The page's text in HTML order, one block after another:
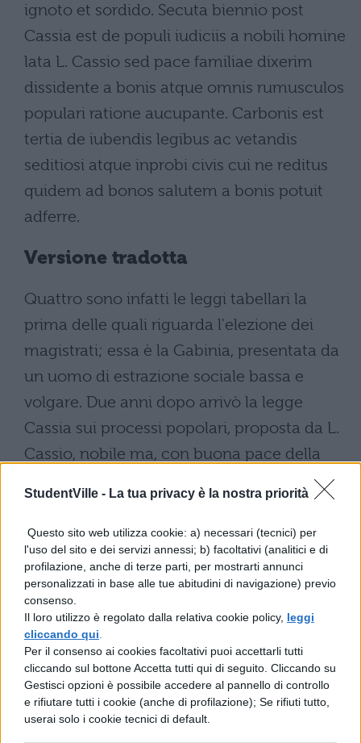
StudentVille - La tua privacy è la nostra priorità
Questo sito web utilizza cookie: a) necessari (tecnici) per
l'uso del sito e dei servizi annessi; b) facoltativi (analitici e di
profilazione, anche di terze parti, per mostrarti annunci
personalizzati in base alle tue abitudini di navigazione) previo
consenso.
Il loro utilizzo è regolato dalla relativa cookie policy, leggi
cliccando qui
Per il consenso ai cookies facoltativi puoi accettarli tutti
cliccando sul bottone Accetta tutti qui di seguito. Cliccando su
Gestisci opzioni è possibile accedere al pannello di controllo
e rifiutare tutti i cookie (anche di profilazione); Se rifiuti tutto,
userai solo i cookie tecnici di default.
ignoto et sordido. Secuta biennio post
Cassia est de populi iudiciis a nobili homine
lata L. Cassio sed pace familiae dixerim
dissidente a bonis atque omnis rumusculos
populari ratione aucupante. Carbonis est
tertia de iubendis legibus ac vetandis
seditiosi atque inprobi civis cui ne reditus
quidem ad bonos salutem a bonis potuit
adferre.
Versione tradotta
Quattro sono infatti le leggi tabellari la
prima delle quali riguarda l'elezione dei
magistrati; essa è la Gabinia, presentata da
un uomo di estrazione sociale bassa e
volgare. Due anni dopo arrivò la legge
Cassia sui processi popolari, proposta da L.
Cassio, nobile ma, con buona pace della
galantuomini, e bramoso di monopolizzare
ogni minimo accenno di favore
accarezzando il popolo. La terza è quella di
Carbone, riguardante l'approvazione o il
rigetto delle leggi; cittadino, questo,
turbolento e disonesto, al quale non potè
procurargli sicurezza da parte dei
galantuomini nemmeno l'aver fatto ritomo
fra di loro.